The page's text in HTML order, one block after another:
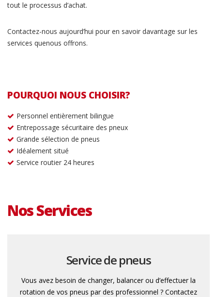
tout le processus d’achat.
Contactez-nous aujourd’hui pour en savoir davantage sur les
services quenous offrons.
POURQUOI NOUS CHOISIR?
Personnel entièrement bilingue
Entrepossage sécuritaire des pneux
Grande sélection de pneus
Idéalement situé
Service routier 24 heures
Nos Services
Service de pneus
Vous avez besoin de changer, balancer ou d’effectuer la
rotation de vos pneus par des professionnel ? Contactez